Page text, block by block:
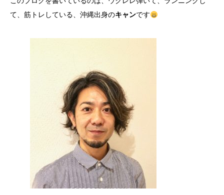
て、筋トレしている、沖縄出身のキャンです